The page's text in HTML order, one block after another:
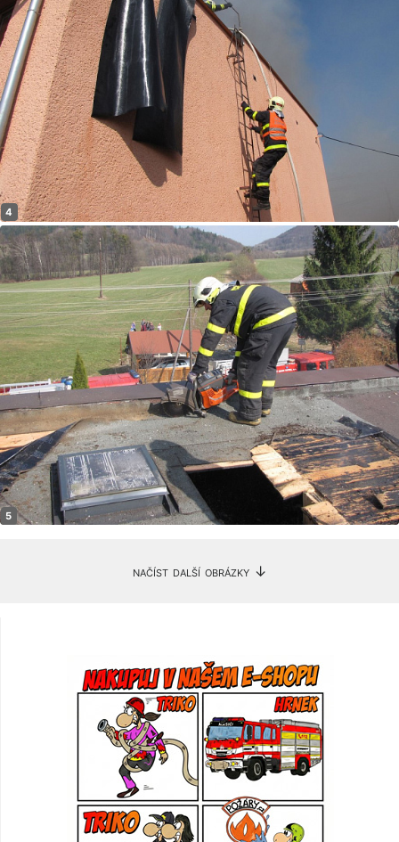
načíst další obrázky ↓